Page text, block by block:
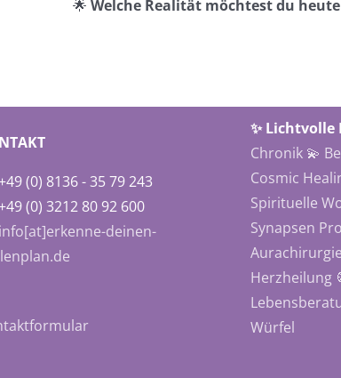
🌟 Welche Realität möchtest du
(0) 8136 - 35 79 243
(0) 3212 80 92 600
info[at]erkenne-deinen-
✨
Chronik 💫
Cosmic
Spirituelle
Synapsen
Aurachirurgie
Herzheilung
Würfel